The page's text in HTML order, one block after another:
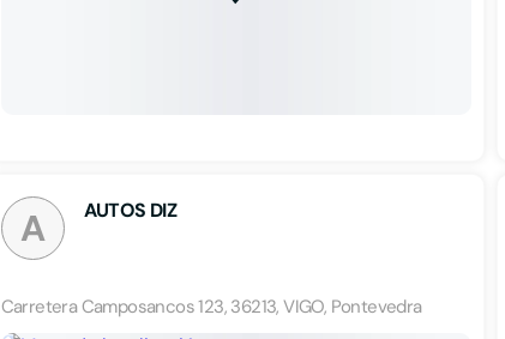
A AUTOS DIZ
Carretera Camposancos 123, 36213, VIGO, Pontevedra